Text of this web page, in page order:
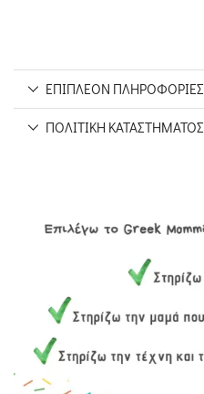
ΕΠΙΠΛΈΟΝ ΠΛΗΡΟΦΟΡΊΕΣ
ΠΟΛΙΤΙΚΉ ΚΑΤΑΣΤΉΜΑΤΟΣ